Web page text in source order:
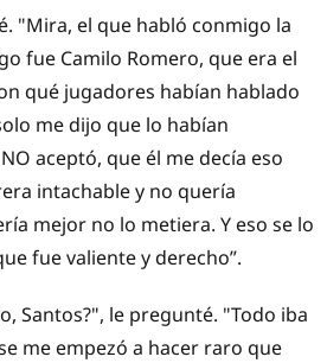
"Mira, el que habló conmigo la
fue Camilo Romero, que era el
qué jugadores habían hablado
me dijo que lo habían
aceptó, que él me decía eso
intachable y no quería
mejor no lo metiera. Y eso se lo
fue valiente y derecho”.
Santos?", le pregunté. "Todo iba
me empezó a hacer raro que